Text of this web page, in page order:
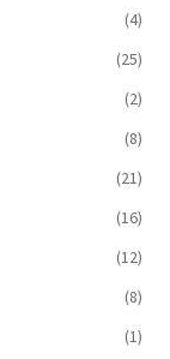
(4)
(25)
(2)
(8)
(21)
(16)
(12)
(8)
(1)